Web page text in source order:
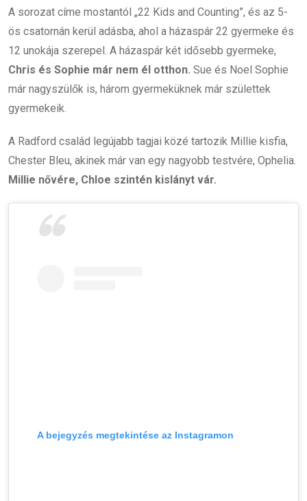
A sorozat címe mostantól „22 Kids and Counting”, és az 5-
ös csatornán kerül adásba, ahol a házaspár 22 gyermeke és
12 unokája szerepel. A házaspár két idősebb gyermeke,
Chris és Sophie már nem él otthon. Sue és Noel Sophie
már nagyszülők is, három gyermeküknek már születtek
gyermekeik.
A Radford család legújabb tagjai közé tartozik Millie kisfia,
Chester Bleu, akinek már van egy nagyobb testvére, Ophelia.
Millie nővére, Chloe szintén kislányt vár.
A bejegyzés megtekintése az Instagramon